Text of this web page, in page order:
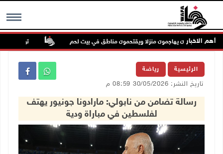
MENU أهم الاخبار
إرهابيون يهاجمون منزلا ويقتحمون مناطق في بيت لحم تواصل
الرئيسية رياضة
تاريخ النشر: 30/05/2026 08:59 م
رسالة تضامن من نابولي: مارادونا جونيور يهتف
لفلسطين في مباراة ودية